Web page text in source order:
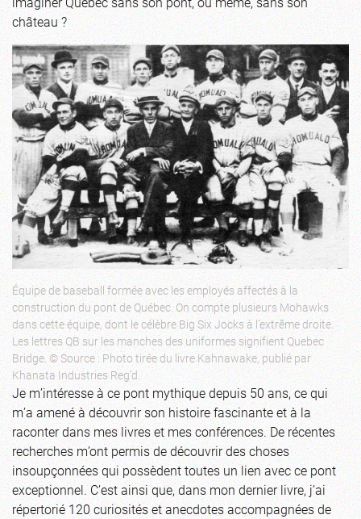
château ?
Équipe de baseball formée avec les employés affectés à la
construction du pont de Québec. On compte plusieurs Mohawks
dans cette équipe, dont le célèbre Big Six Jocks à l’extrême droite.
Les lettres QB sur les manches des uniformes signifient Quebec
Bridge. © Source : Photo tirée du livre Kahnawake, publié par
Khanata Industries Reg’d.
Je m’intéresse à ce pont mythique depuis 50 ans, ce qui
m’a amené à découvrir son histoire fascinante et à la
raconter dans mes livres et mes conférences. De récentes
recherches m’ont permis de découvrir des choses
insoupçonnées qui possèdent toutes un lien avec ce pont
exceptionnel. C’est ainsi que, dans mon dernier livre, j’ai
répertorié 120 curiosités et anecdotes accompagnées de